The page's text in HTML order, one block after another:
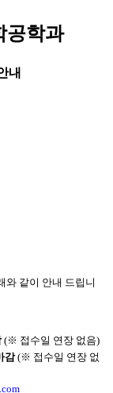
공학과
내
와 같이 안내 드립니
(※ 접수일 연장 없음)
감(※ 접수일 연장 없